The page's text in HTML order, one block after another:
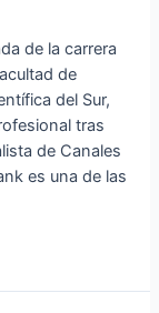
de la carrera
de
del Sur,
tras
de Canales
es una de las